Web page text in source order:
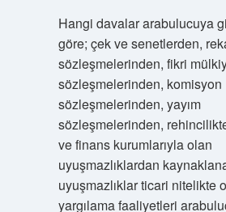
Hangi davalar arabulucuya
göre; çek ve senetlerden,
sözleşmelerinden, fikri
sözleşmelerinden, komisyon
sözleşmelerinden, yayım
sözleşmelerinden,
ve finans kurumlarıyla olan
uyuşmazlıklardan
uyuşmazlıklar ticari nitelikte
yargılama faaliyetleri